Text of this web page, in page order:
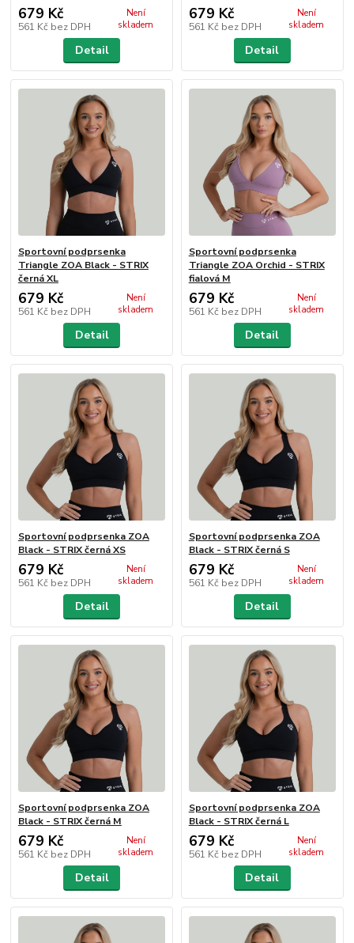
679 Kč
561 Kč bez DPH
Není
skladem
Detail
679 Kč
561 Kč bez DPH
Není
skladem
Detail
Sportovní podprsenka
Triangle ZOA Black - STRIX
černá XL
679 Kč
561 Kč bez DPH
Není
skladem
Detail
Sportovní podprsenka
Triangle ZOA Orchid - STRIX
fialová M
679 Kč
561 Kč bez DPH
Není
skladem
Detail
Sportovní podprsenka ZOA
Black - STRIX černá XS
679 Kč
561 Kč bez DPH
Není
skladem
Detail
Sportovní podprsenka ZOA
Black - STRIX černá S
679 Kč
561 Kč bez DPH
Není
skladem
Detail
Sportovní podprsenka ZOA
Black - STRIX černá M
679 Kč
561 Kč bez DPH
Není
skladem
Detail
Sportovní podprsenka ZOA
Black - STRIX černá L
679 Kč
561 Kč bez DPH
Není
skladem
Detail